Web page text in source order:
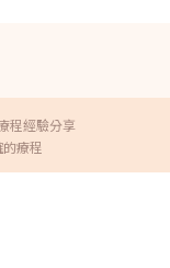
程經驗分享
療程